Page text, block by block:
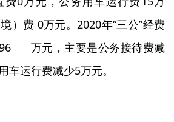
）费 0万元。2020年“三公”经费
万元，主要是公务接待费减
车运行费减少5万元。